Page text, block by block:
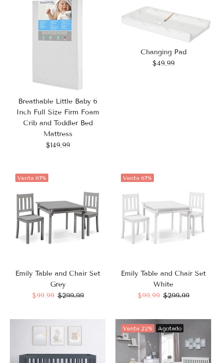
Breathable Little Baby 6
Inch Full Size Firm Foam
Crib and Toddler Bed
Mattress
$149.99
Changing Pad
$49.99
Venta 67%
Emily Table and Chair Set
Grey
$99.99 $299.99
Venta 67%
Emily Table and Chair Set
White
$99.99 $299.99
Venta 22% Agotado